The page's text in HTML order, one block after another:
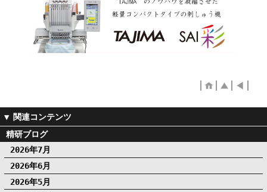
精研ブログ
2026年7月
2026年6月
2026年5月